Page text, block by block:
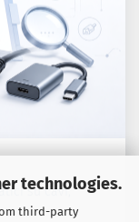
technologies.
third-party
su cavi,